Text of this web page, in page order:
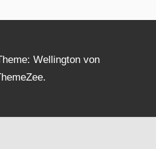
Wellington von